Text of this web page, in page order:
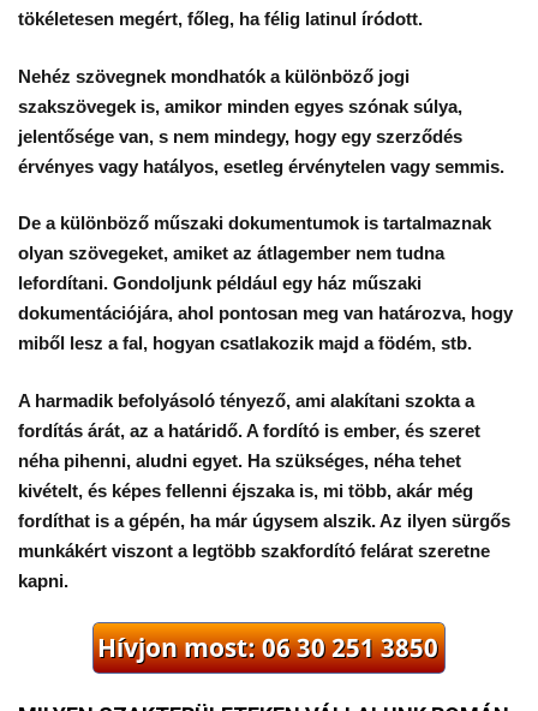
tökéletesen megért, főleg, ha félig latinul íródott.
Nehéz szövegnek mondhatók a különböző jogi
szakszövegek is, amikor minden egyes szónak súlya,
jelentősége van, s nem mindegy, hogy egy szerződés
érvényes vagy hatályos, esetleg érvénytelen vagy semmis.
De a különböző műszaki dokumentumok is tartalmaznak
olyan szövegeket, amiket az átlagember nem tudna
lefordítani. Gondoljunk például egy ház műszaki
dokumentációjára, ahol pontosan meg van határozva, hogy
miből lesz a fal, hogyan csatlakozik majd a födém, stb.
A harmadik befolyásoló tényező, ami alakítani szokta a
fordítás árát, az a határidő. A fordító is ember, és szeret
néha pihenni, aludni egyet. Ha szükséges, néha tehet
kivételt, és képes fellenni éjszaka is, mi több, akár még
fordíthat is a gépén, ha már úgysem alszik. Az ilyen sürgős
munkákért viszont a legtöbb szakfordító felárat szeretne
kapni.